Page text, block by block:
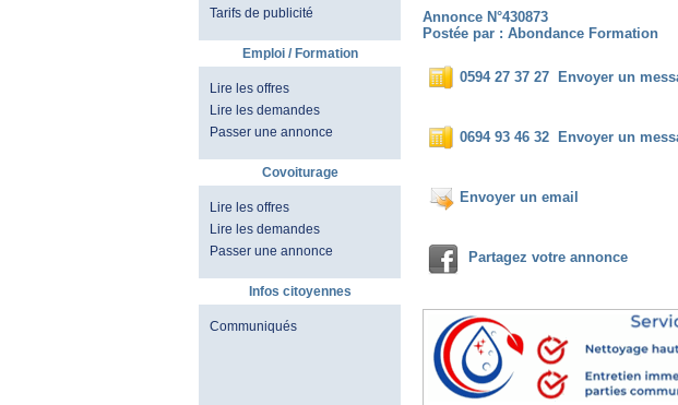
Tarifs de publicité
Emploi / Formation
Lire les offres
Lire les demandes
Passer une annonce
Covoiturage
Lire les offres
Lire les demandes
Passer une annonce
Infos citoyennes
Communiqués
Annonce N°430873
Postée par : Abondance Formation
0594 27 37 27 Envoyer un
0694 93 46 32 Envoyer un
Envoyer un email
Partagez votre annonce